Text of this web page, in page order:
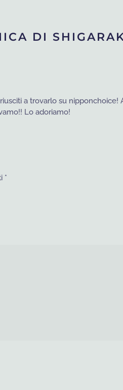
DI
a trovarlo su nipponchoice!
Lo adoriamo!
*